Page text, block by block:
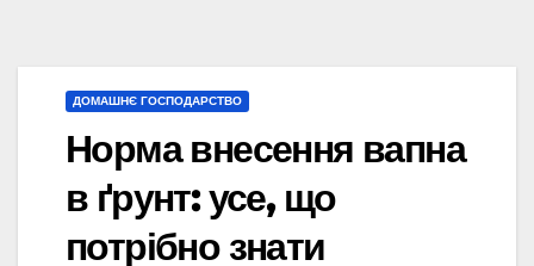
ДОМАШНЄ ГОСПОДАРСТВО
Норма внесення вапна
в ґрунт: усе, що
потрібно знати